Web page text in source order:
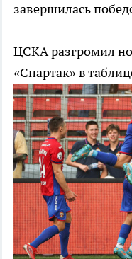
завершилась
ЦСКА разгромил
«Спартак» в